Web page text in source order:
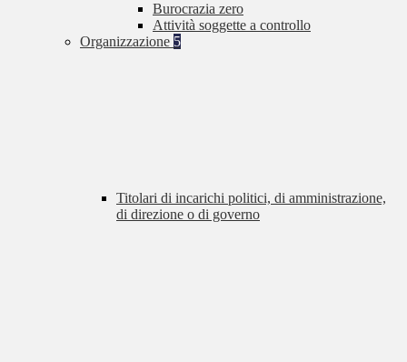
Burocrazia zero
Attività soggette a controllo
Organizzazione 5
Titolari di incarichi politici, di amministrazione,
di direzione o di governo